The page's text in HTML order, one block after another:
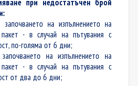
при недостатъчен брой
на изпълнението на
пакет - в случай на пътувания с
по-голяма от 6 дни;
на изпълнението на
пакет - в случай на пътувания с
от два до 6 дни;